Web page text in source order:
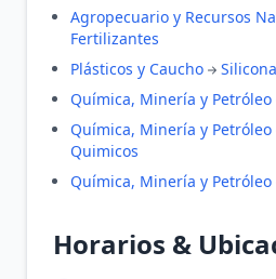
Agropecuario y Recursos
Fertilizantes
Plásticos y Caucho
Química, Minería y Petróleo
Química, Minería y Petróleo
Quimicos
Química, Minería y Petróleo
Horarios &